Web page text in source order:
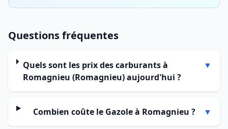
Questions fréquentes
Quels sont les prix des carburants à
Romagnieu (Romagnieu) aujourd'hui ?
▼
Combien coûte le Gazole à Romagnieu ? ▼